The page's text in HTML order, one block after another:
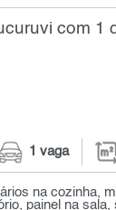
com 1
1 vaga
na cozinha,
painel na